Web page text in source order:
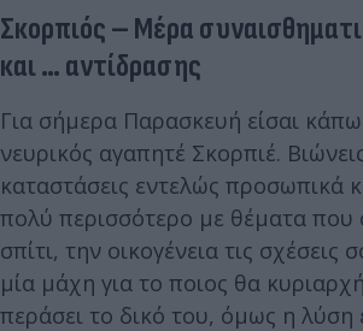
Σκορπιός – Μέρα
και … αντίδρασης
Για σήμερα Παρασκευή είσαι
νευρικός αγαπητέ Σκορπιέ.
καταστάσεις εντελώς προσωπικά
πολύ περισσότερο με θέματα που
σπίτι, την οικογένεια τις σχέσεις
μία μάχη για το ποιος θα
περάσει το δικό του, όμως η λύση